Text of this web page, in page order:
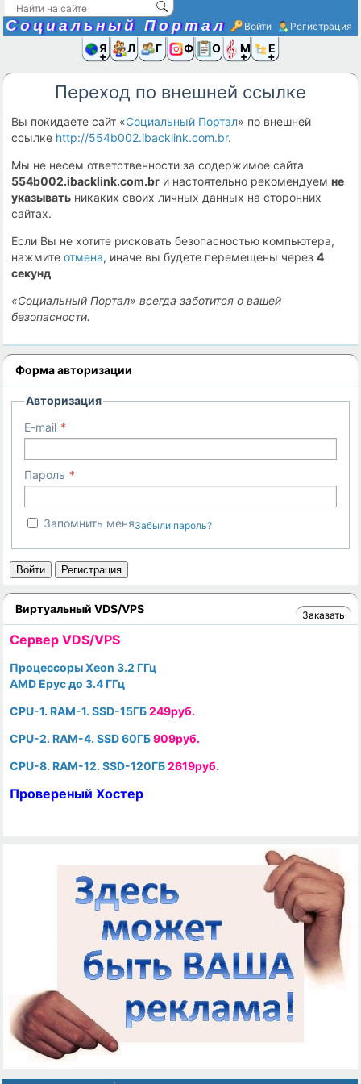
Социальный Портал Войти Регистрация
Я иЛюди
Группы
Фото Ещё
Переход по внешней ссылке
Вы покидаете сайт «Социальный Портал» по внешней
ссылке http://554b002.ibacklink.com.br.
Мы не несем ответственности за содержимое сайта
554b002.ibacklink.com.br и настоятельно рекомендуемне
указывать никаких своих личных данных на сторонних
сайтах.
Если Вы не хотите рисковать безопасностью компьютера,
нажмитеотмена, иначе вы будете перемещены через4
секунд
«Социальный Портал» всегда заботится о вашей
безопасности.
Форма авторизации
Авторизация
E-mail
Пароль
Запомнить меняЗабыли пароль?
Войти Регистрация
Виртуальный VDS/VPS Заказать
Cервер VDS/VPS
Процессоры Xeon 3.2 ГГц
AMD Epyc до 3.4 ГГц
CPU-1. RAM-1. SSD-15ГБ249руб.
CPU-2. RAM-4. SSD 60ГБ909руб.
CPU-8. RAM-12. SSD-120ГБ2619руб.
Провереный Хостер